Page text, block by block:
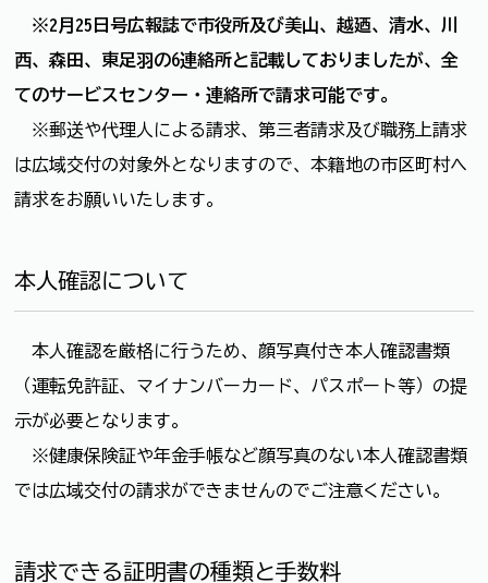
※2月25日号広報誌で市役所及び美山、越廼、清水、川
西、森田、東足羽の6連絡所と記載しておりましたが、全
てのサービスセンター・連絡所で請求可能です。
※郵送や代理人による請求、第三者請求及び職務上請求
は広域交付の対象外となりますので、本籍地の市区町村へ
請求をお願いいたします。
本人確認について
本人確認を厳格に行うため、顔写真付き本人確認書類
（運転免許証、マイナンバーカード、パスポート等）の提
示が必要となります。
※健康保険証や年金手帳など顔写真のない本人確認書類
では広域交付の請求ができませんのでご注意ください。
請求できる証明書の種類と手数料